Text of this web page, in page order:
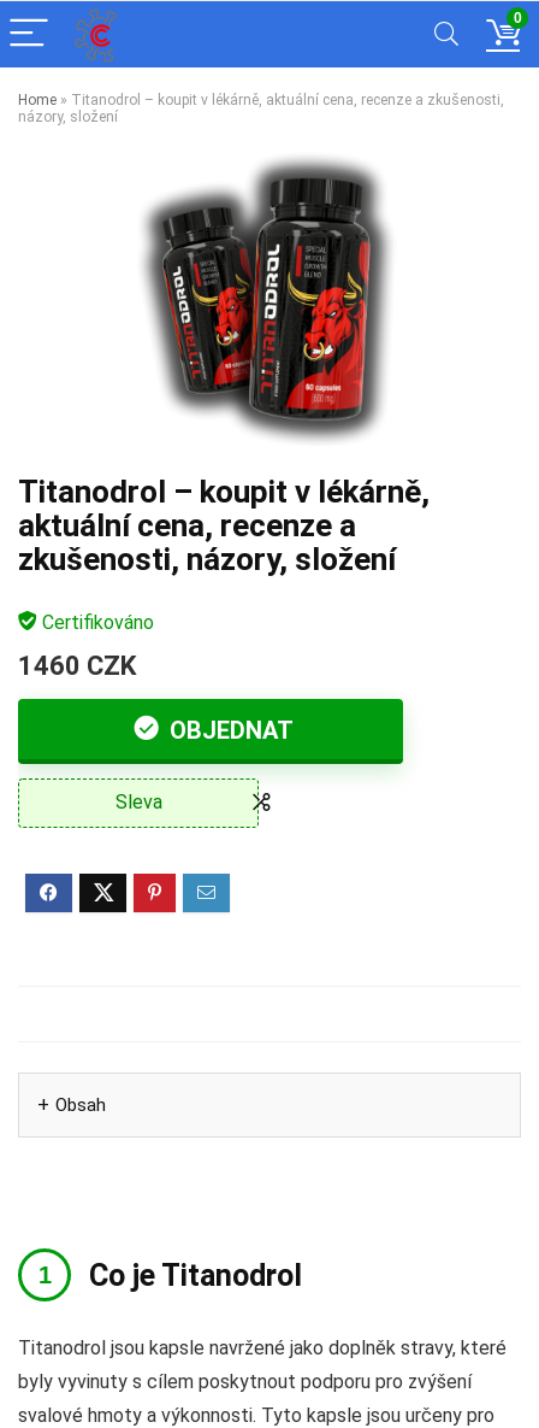
0
Home » Titanodrol – koupit v lékárně, aktuální cena, recenze a zkušenosti,
názory, složení
Titanodrol – koupit v lékárně,
aktuální cena, recenze a
zkušenosti, názory, složení
Certifikováno
1460 CZK
OBJEDNAT
Sleva
Obsah
Co je Titanodrol
Titanodrol jsou kapsle navržené jako doplněk stravy, které
byly vyvinuty s cílem poskytnout podporu pro zvýšení
svalové hmoty a výkonnosti. Tyto kapsle jsou určeny pro